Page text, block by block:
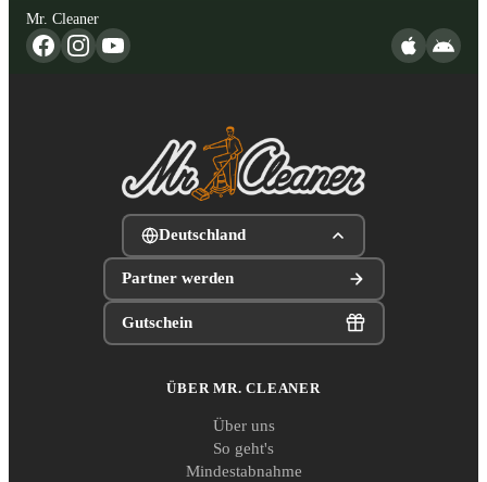
Mr. Cleaner
Deutschland
Partner werden
Gutschein
ÜBER MR. CLEANER
Über uns
So geht's
Mindestabnahme